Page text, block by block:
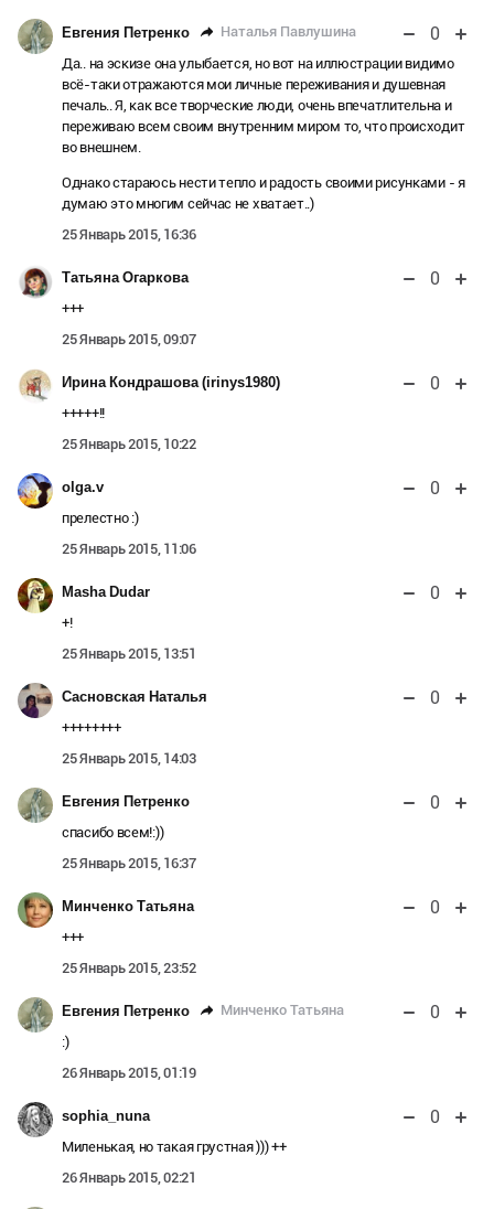
Евгения Петренко Наталья Павлушина 0
Да.. на эскизе она улыбается, но вот на иллюстрации видимо
всё-таки отражаются мои личные переживания и душевная
печаль.. Я, как все творческие люди, очень впечатлительна и
переживаю всем своим внутренним миром то, что происходит
во внешнем.
Однако стараюсь нести тепло и радость своими рисунками - я
думаю это многим сейчас не хватает..)
25 Январь 2015, 16:36
Татьяна Огаркова 0
+++
25 Январь 2015, 09:07
Ирина Кондрашова (irinys1980) 0
+++++!!
25 Январь 2015, 10:22
olga.v 0
прелестно :)
25 Январь 2015, 11:06
Masha Dudar 0
+!
25 Январь 2015, 13:51
Сасновская Наталья 0
++++++++
25 Январь 2015, 14:03
Евгения Петренко 0
спасибо всем!:))
25 Январь 2015, 16:37
Минченко Татьяна 0
+++
25 Январь 2015, 23:52
Евгения Петренко Минченко Татьяна 0
:)
26 Январь 2015, 01:19
sophia_nuna 0
Миленькая, но такая грустная ))) ++
26 Январь 2015, 02:21